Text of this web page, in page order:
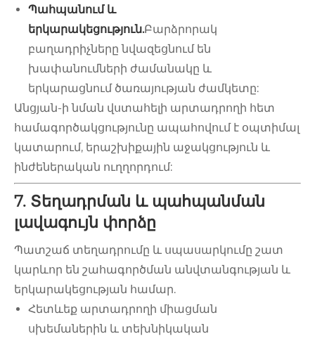
Պահպանում և
երկարակեցություն.Բարձրորակ
բաղադրիչները նվազեցնում են
խափանումների ժամանակը և
երկարացնում ծառայության ժամկետը:
Անցյան-ի նման վստահելի արտադրողի հետ
համագործակցությունը ապահովում է օպտիմալ
կատարում, երաշխիքային աջակցություն և
ինժեներական ուղղորդում:
7. Տեղադրման և պահպանման
լավագույն փորձը
Պատշաճ տեղադրումը և սպասարկումը շատ
կարևոր են շահագործման անվտանգության և
երկարակեցության համար.
Հետևեք արտադրողի միացման
սխեմաներին և տեխնիկական